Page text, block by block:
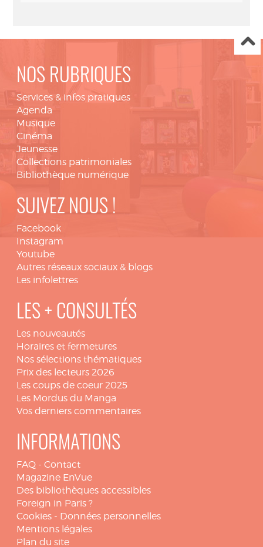
NOS RUBRIQUES
Services & infos pratiques
Agenda
Musique
Cinéma
Jeunesse
Collections patrimoniales
Bibliothèque numérique
SUIVEZ NOUS !
Facebook
Instagram
Youtube
Autres réseaux sociaux & blogs
Les infolettres
LES + CONSULTÉS
Les nouveautés
Horaires et fermetures
Nos sélections thématiques
Prix des lecteurs 2026
Les coups de coeur 2025
Les Mordus du Manga
Vos derniers commentaires
INFORMATIONS
FAQ - Contact
Magazine EnVue
Des bibliothèques accessibles
Foreign in Paris ?
Cookies - Données personnelles
Mentions légales
Plan du site